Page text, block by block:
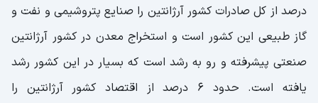
درصد از کل صادرات کشور آرژانتین را صنایع پتروشیمی و نفت و
گاز طبیعی این کشور است و استخراج معدن در کشور آرژانتین
صنعتی پیشرفته و رو به رشد است که بسیار در این کشور رشد
یافته است. حدود 6 درصد از اقتصاد کشور آرژانتین را